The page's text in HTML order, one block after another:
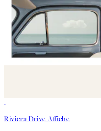
Riviera Drive Affiche